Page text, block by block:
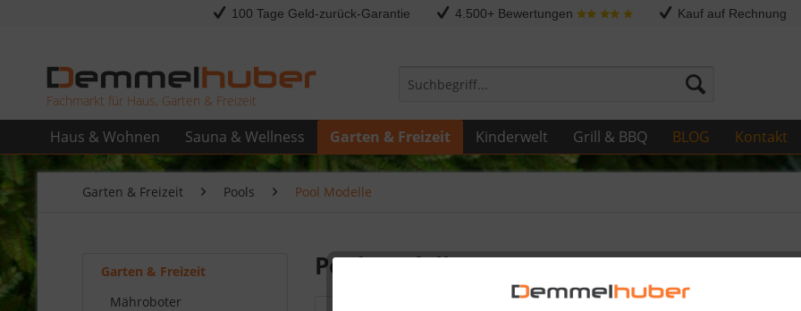
100 Tage Geld-zurück-Garantie 4.500+ Bewertungen Kauf auf Rechnung
Fachmarkt für Haus, Garten & Freizeit
Haus & Wohnen Sauna & Wellness Garten & Freizeit Kinderwelt Grill & BBQ BLOG Kontakt
Garten & Freizeit Pools Pool Modelle
Garten & Freizeit
Mähroboter
Pool Modelle